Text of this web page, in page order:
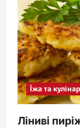
Їжа та
Ліниві